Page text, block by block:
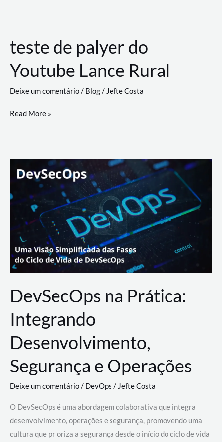
revoluciona
de
trabalho
com
a
workflows
teste de palyer do
Youtube Lance Rural
Deixe um comentário/ Blog/ Jefte Costa
teste
palyer
Lance
Rural
Read More »
DevSecOps na Prática:
Integrando
Desenvolvimento,
Segurança e Operações
Deixe um comentário/ DevOps /Jefte Costa
O DevSecOps é uma abordagem colaborativa que integra
desenvolvimento, operações e segurança, promovendo uma
cultura que prioriza a segurança desde o início do ciclo de vida